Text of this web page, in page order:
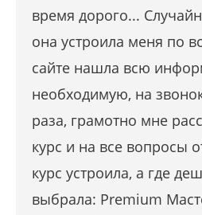
время дорого...
она устроила меня по
сайте нашла всю
необходимую, на
раза, грамотно мне
курс и на все вопросы
курс устроила, а где
выбрала: Premium